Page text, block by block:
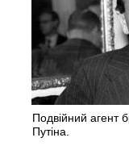
Подвійний агент
Путіна.